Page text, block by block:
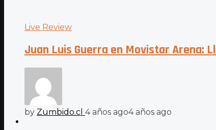
Live Review
Juan Luis Guerra en Movistar Arena:
by Zumbido.cl 4 años ago4 años ago